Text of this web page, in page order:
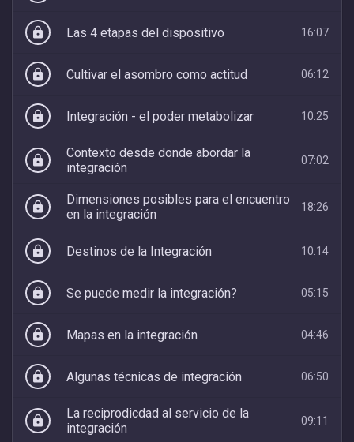
lock Las 4 etapas del dispositivo 16:07
lock Cultivar el asombro como actitud 06:12
lock Integración - el poder metabolizar 10:25
lock
Contexto desde donde abordar la
integración
07:02
lock
Dimensiones posibles para el encuentro
en la integración
18:26
lock Destinos de la Integración 10:14
lock Se puede medir la integración? 05:15
lock Mapas en la integración 04:46
lock Algunas técnicas de integración 06:50
lock
La reciprodicdad al servicio de la
integración
09:11